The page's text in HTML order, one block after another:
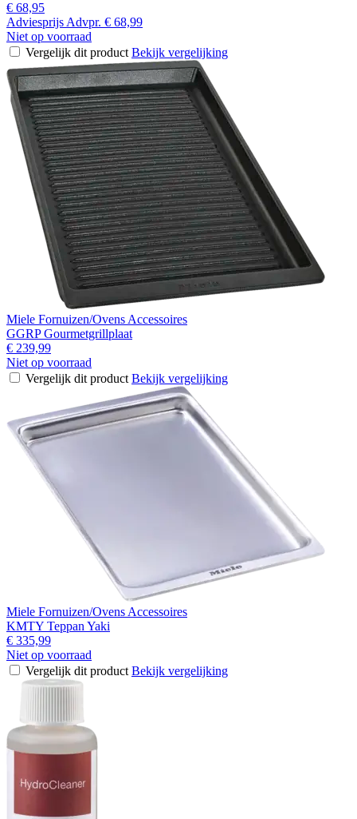
€ 68,95
Adviesprijs Advpr. € 68,99
Niet op voorraad
Vergelijk dit product Bekijk vergelijking
Miele Fornuizen/Ovens Accessoires
GGRP Gourmetgrillplaat
€ 239,99
Niet op voorraad
Vergelijk dit product Bekijk vergelijking
Miele Fornuizen/Ovens Accessoires
KMTY Teppan Yaki
€ 335,99
Niet op voorraad
Vergelijk dit product Bekijk vergelijking